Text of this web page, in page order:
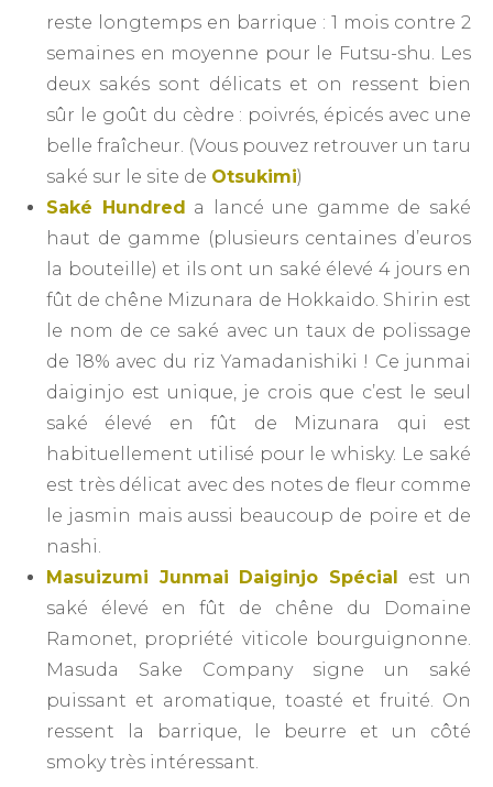
reste longtemps en barrique : 1 mois contre 2
semaines en moyenne pour le Futsu-shu. Les
deux sakés sont délicats et on ressent bien
sûr le goût du cèdre : poivrés, épicés avec une
belle fraîcheur. (Vous pouvez retrouver un taru
saké sur le site de Otsukimi)
Saké Hundred
a lancé une gamme de saké
haut de gamme (plusieurs centaines d’euros
la bouteille) et ils ont un saké élevé 4 jours en
fût de chêne Mizunara de Hokkaido. Shirin est
le nom de ce saké avec un taux de polissage
de 18% avec du riz Yamadanishiki ! Ce junmai
daiginjo est unique, je crois que c’est le seul
saké élevé en fût de Mizunara qui est
habituellement utilisé pour le whisky. Le saké
est très délicat avec des notes de fleur comme
le jasmin mais aussi beaucoup de poire et de
nashi.
Masuizumi Junmai Daiginjo Spécial est un
saké élevé en fût de chêne du Domaine
Ramonet, propriété viticole bourguignonne.
Masuda Sake Company signe un saké
puissant et aromatique, toasté et fruité. On
ressent la barrique, le beurre et un côté
smoky très intéressant.